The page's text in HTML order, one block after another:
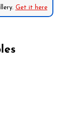
Get it here